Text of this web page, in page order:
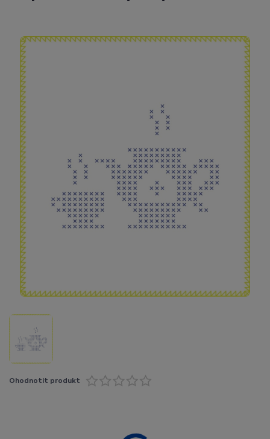
Ohodnotit produkt